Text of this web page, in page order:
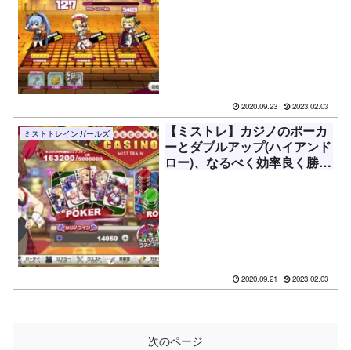
2020.09.23 2023.02.03
ミストトレインガールズ
【ミストレ】カジノのポーカ
ーとダブルアップ(ハイアンド
ロー)、なるべく効率良く勝つ
2020.09.21 2023.02.03
次のページ